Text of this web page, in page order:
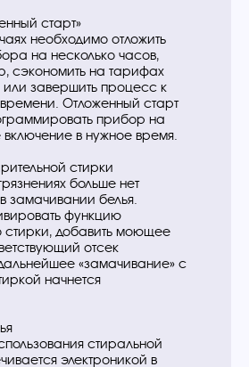
старт»
необходимо отложить
на несколько часов,
сэкономить на тарифах
или завершить процесс к
Отложенный старт
прибор на
включение в нужное время.
стирки
больше нет
замачивании белья.
функцию
стирки, добавить моющее
отсек
«замачивание» с
начнется
стиральной
электроникой в